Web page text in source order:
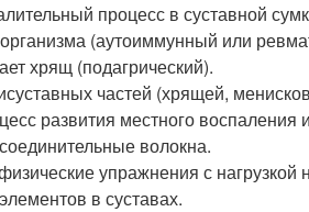
процесс в суставной
(аутоиммунный или
хрящ (подагрический).
частей (хрящей,
развития местного
волокна.
упражнения с
в суставах.